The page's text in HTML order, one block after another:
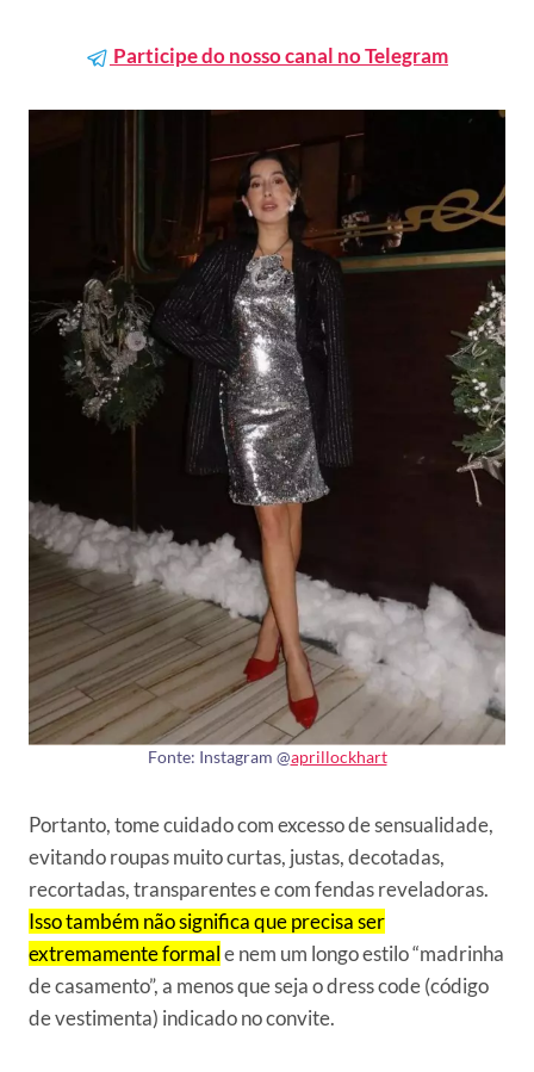
Participe do nosso canal no Telegram
Fonte: Instagram @aprillockhart
Portanto, tome cuidado com excesso de sensualidade,
evitando roupas muito curtas, justas, decotadas,
recortadas, transparentes e com fendas reveladoras.
Isso também não significa que precisa ser
extremamente formale nem um longo estilo “madrinha
de casamento”, a menos que seja o dress code (código
de vestimenta) indicado no convite.